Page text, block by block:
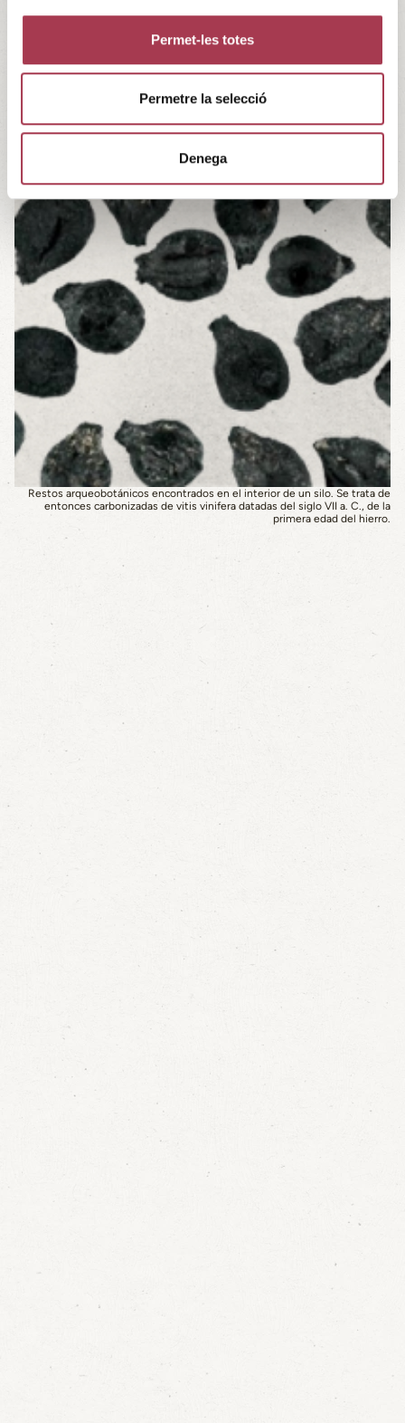
Permet-les totes
Permetre la selecció
Denega
Restos arqueobotánicos encontrados en el interior de un silo. Se trata de
entonces carbonizadas de vitis vinifera datadas del siglo VII a. C., de la
primera edad del hierro.